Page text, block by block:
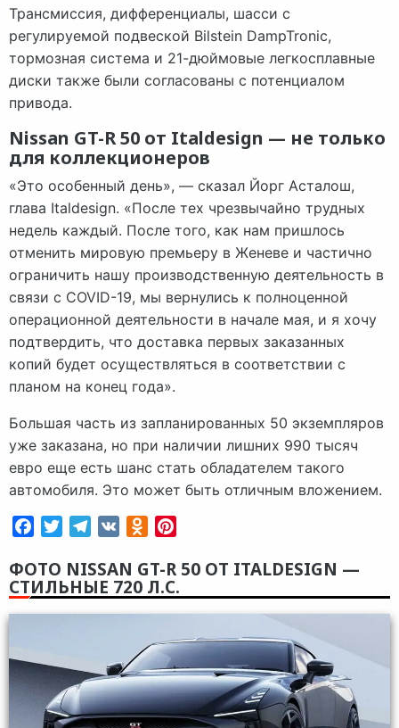
Трансмиссия, дифференциалы, шасси с
регулируемой подвеской Bilstein DampTronic,
тормозная система и 21-дюймовые легкосплавные
диски также были согласованы с потенциалом
привода.
Nissan GT-R 50 от Italdesign — не только
для коллекционеров
«Это особенный день», — сказал Йорг Асталош,
глава Italdesign. «После тех чрезвычайно трудных
недель каждый. После того, как нам пришлось
отменить мировую премьеру в Женеве и частично
ограничить нашу производственную деятельность в
связи с COVID-19, мы вернулись к полноценной
операционной деятельности в начале мая, и я хочу
подтвердить, что доставка первых заказанных
копий будет осуществляться в соответствии с
планом на конец года».
Большая часть из запланированных 50 экземпляров
уже заказана, но при наличии лишних 990 тысяч
евро еще есть шанс стать обладателем такого
автомобиля. Это может быть отличным вложением.
FacebookTwitterTelegram
VK Odnoklassniki
ФОТО NISSAN GT-R 50 ОТ ITALDESIGN —
СТИЛЬНЫЕ 720 Л.С.